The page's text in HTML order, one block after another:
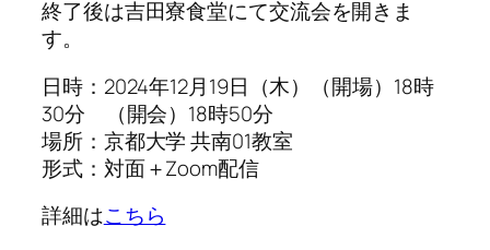
終了後は吉田寮食堂にて交流会を開きま
す。
日時：2024年12月19日（木）（開場）18時
30分 （開会）18時50分
場所：京都大学 共南01教室
形式：対面＋Zoom配信
詳細はこちら